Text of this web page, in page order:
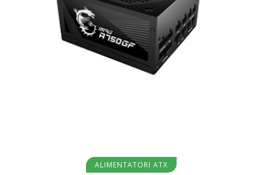
Aggiungi al carrello
ALIMENTATORI ATX